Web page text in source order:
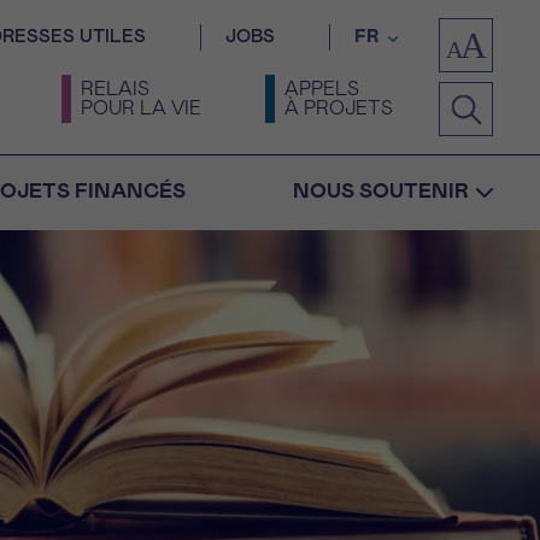
UTILES JOBS FR
RELAIS
POUR LA VIE
APPELS
À PROJETS
FINANCÉS NOUS SOUTENIR